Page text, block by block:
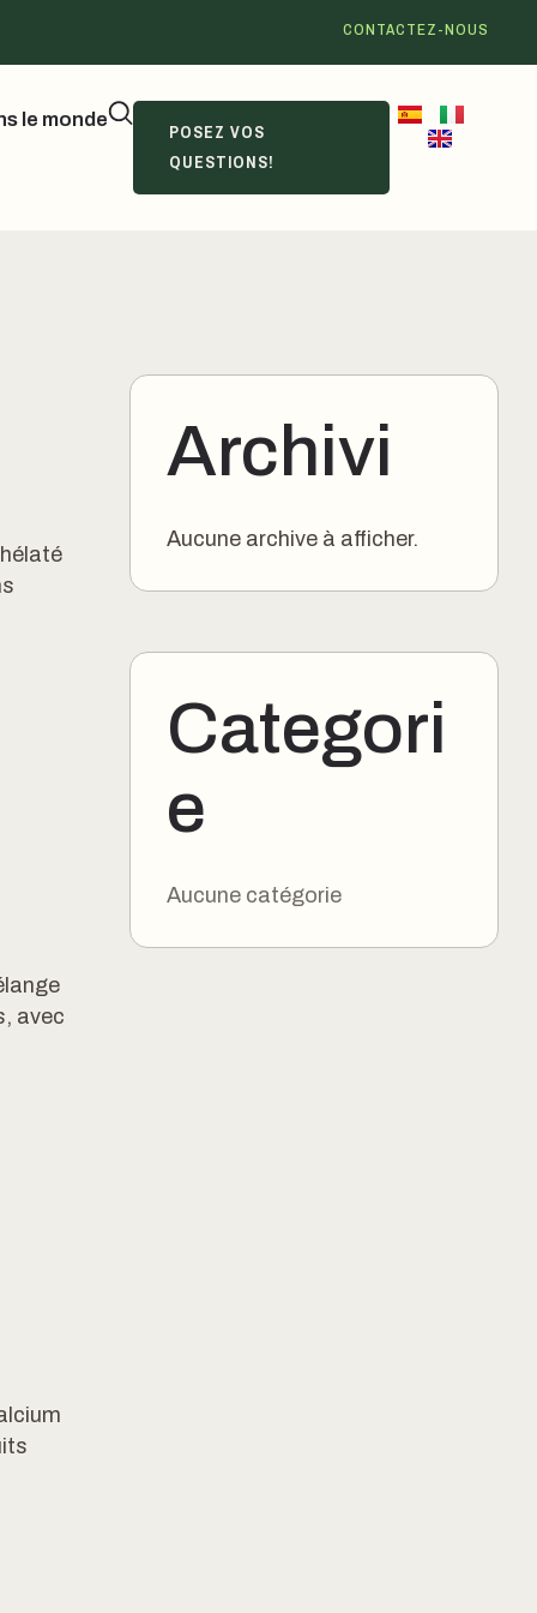
CONTACTEZ-NOUS
le monde
POSEZ VOS
QUESTIONS!
avec
Archivi
Aucune archive à afficher.
Categori
e
Aucune catégorie